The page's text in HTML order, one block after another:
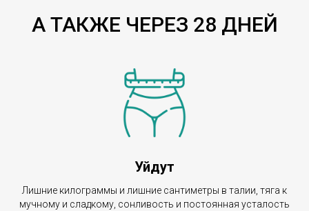
А ТАКЖЕ ЧЕРЕЗ 28 ДНЕЙ
Уйдут
Лишние килограммы и лишние сантиметры в талии, тяга к
мучному и сладкому, сонливость и постоянная усталость